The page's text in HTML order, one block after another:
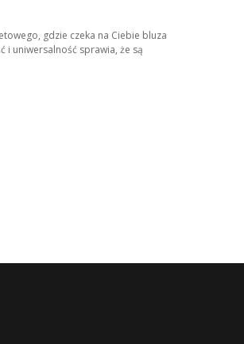
gdzie czeka na Ciebie bluza
i uniwersalność sprawia, że są